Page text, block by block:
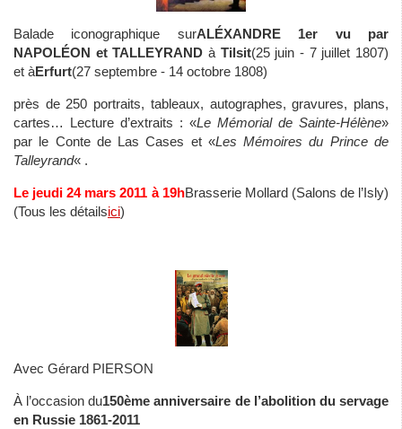
Balade iconographique surALÉXANDRE 1er vu par
NAPOLÉON et TALLEYRAND à Tilsit(25 juin - 7 juillet 1807)
et àErfurt(27 septembre - 14 octobre 1808)
près de 250 portraits, tableaux, autographes, gravures, plans,
cartes… Lecture d’extraits : «Le Mémorial de Sainte-Hélène»
par le Conte de Las Cases et «Les Mémoires du Prince de
Talleyrand« .
Le jeudi 24 mars 2011 à 19hBrasserie Mollard (Salons de l’Isly)
(Tous les détailsici)
Avec Gérard PIERSON
À l’occasion du150ème anniversaire de l’abolition du servage
en Russie 1861-2011